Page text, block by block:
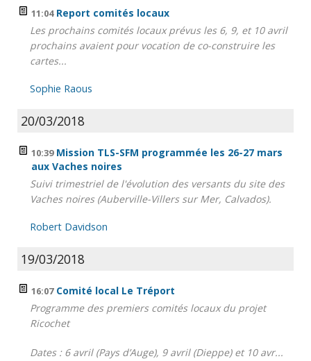
11:04 Report comités locaux
Les prochains comités locaux prévus les 6, 9, et 10 avril
prochains avaient pour vocation de co-construire les
cartes...
Sophie Raous
20/03/2018
10:39 Mission TLS-SFM programmée les 26-27 mars
aux Vaches noires
Suivi trimestriel de l'évolution des versants du site des
Vaches noires (Auberville-Villers sur Mer, Calvados).
Robert Davidson
19/03/2018
16:07 Comité local Le Tréport
Programme des premiers comités locaux du projet
Ricochet
Dates : 6 avril (Pays d’Auge), 9 avril (Dieppe) et 10 avr...